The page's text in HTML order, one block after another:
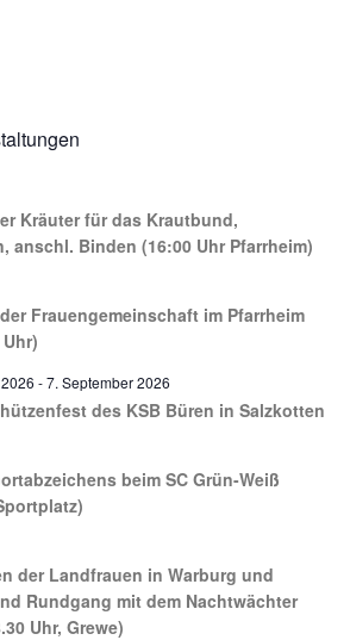
Kräuter für das Krautbund,
anschl. Binden (16:00 Uhr Pfarrheim)
Frauengemeinschaft im Pfarrheim
-7. September 2026
des KSB Büren in Salzkotten
beim SC Grün-Weiß
der Landfrauen in Warburg und
Rundgang mit dem Nachtwächter
Uhr, Grewe)